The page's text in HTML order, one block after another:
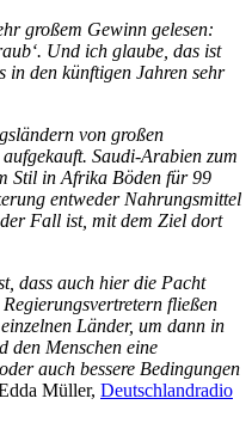
großem Gewinn gelesen:
Und ich glaube, das ist
in den künftigen Jahren sehr
von großen
Saudi-Arabien zum
Stil in Afrika Böden für 99
entweder Nahrungsmittel
Fall ist, mit dem Ziel dort
dass auch hier die Pacht
fließen
Länder, um dann in
den Menschen eine
auch bessere Bedingungen
Müller, Deutschlandradio